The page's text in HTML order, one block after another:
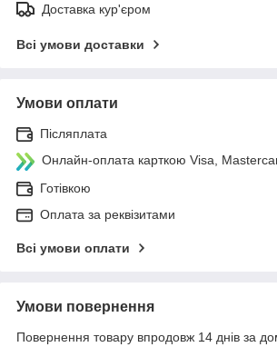
Доставка кур'єром
Всі умови доставки
Умови оплати
Післяплата
Онлайн-оплата карткою Visa,
Готівкою
Оплата за реквізитами
Всі умови оплати
Умови повернення
Повернення товару впродовж 14 днів за